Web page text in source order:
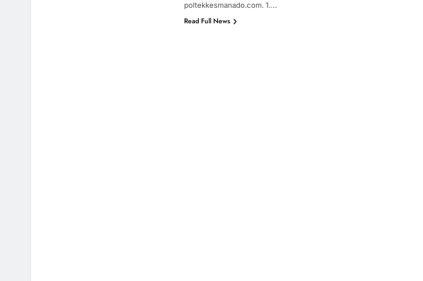
poltekkesmanado.com. 1….
Read Full News